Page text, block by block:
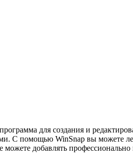
для создания и
С помощью WinSnap вы можете
можете добавлять